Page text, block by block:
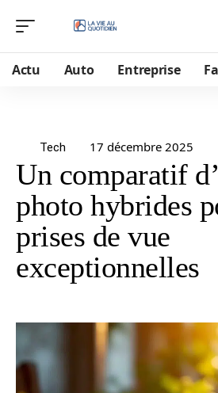
Actu Auto Entreprise
Tech 17 décembre 2025
Un comparatif
photo hybrides
prises de vue
exceptionnelles